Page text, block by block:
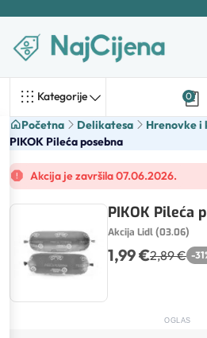
Kategorije 0
Početna Delikatesa
Hrenovke i
PIKOK Pileća posebna
Akcija je završila 07.06.2026.
PIKOK Pileća
Akcija Lidl (03.06)
1,99 €2,89 € -31
OGLAS